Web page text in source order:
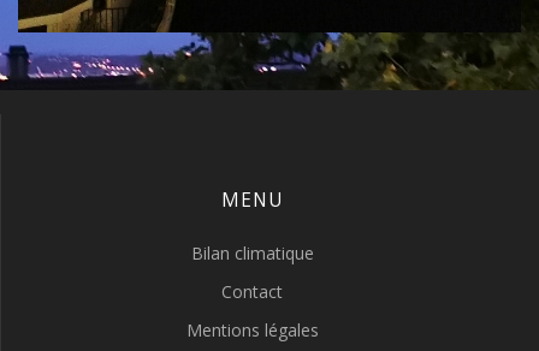
MENU
Bilan climatique
Contact
Mentions légales